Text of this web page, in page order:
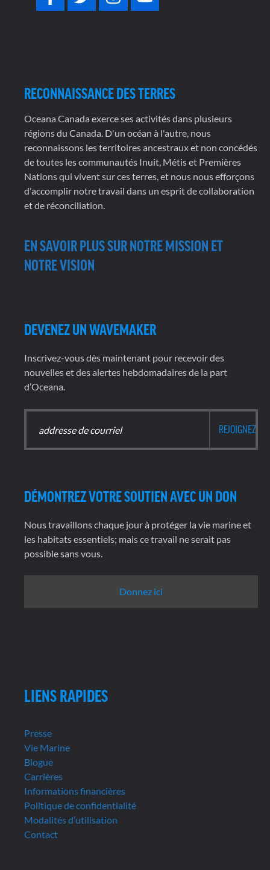
RECONNAISSANCE DES TERRES
Oceana Canada exerce ses activités dans plusieurs
régions du Canada. D'un océan à l'autre, nous
reconnaissons les territoires ancestraux et non concédés
de toutes les communautés Inuit, Métis et Premières
Nations qui vivent sur ces terres, et nous nous efforçons
d'accomplir notre travail dans un esprit de collaboration
et de réconciliation.
EN SAVOIR PLUS SUR NOTRE MISSION ET
NOTRE VISION
DEVENEZ UN WAVEMAKER
Inscrivez-vous dès maintenant pour recevoir des
nouvelles et des alertes hebdomadaires de la part
d’Oceana.
DÉMONTREZ VOTRE SOUTIEN AVEC UN DON
Nous travaillons chaque jour à protéger la vie marine et
les habitats essentiels; mais ce travail ne serait pas
possible sans vous.
Donnez ici
LIENS RAPIDES
Presse
Vie Marine
Blogue
Carrières
Informations financières
Politique de confidentialité
Modalités d’utilisation
Contact